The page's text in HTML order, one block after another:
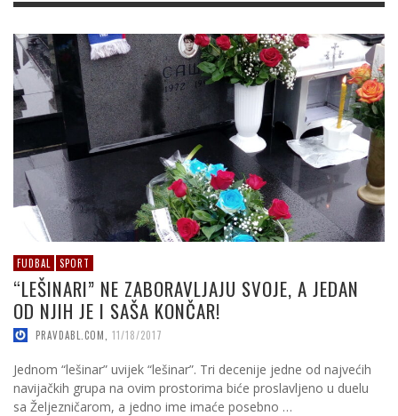
FUDBAL SPORT
“LEŠINARI” NE ZABORAVLJAJU SVOJE, A JEDAN
OD NJIH JE I SAŠA KONČAR!
PRAVDABL.COM 11/18/2017
Jednom “lešinar” uvijek “lešinar”. Tri decenije jedne od najvećih
navijačkih grupa na ovim prostorima biće proslavljeno u duelu
sa Željezničarom, a jedno ime imaće posebno …